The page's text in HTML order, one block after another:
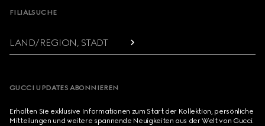
FILIALSUCHE
LAND/REGION, STADT
GUCCI UPDATES ABONNIEREN
Erhalten Sie exklusive Informationen zum Start der Kollektion, persönliche
Mitteilungen und weitere spannende Neuigkeiten aus der Welt von Gucci.